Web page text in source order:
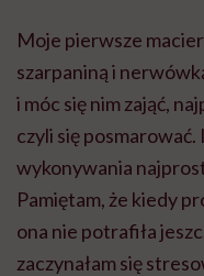
Moje pierwsze
szarpaniną i
i móc się nim zająć,
czyli się posmarować.
wykonywania
Pamiętam, że kiedy
ona nie potrafiła
zaczynałam się